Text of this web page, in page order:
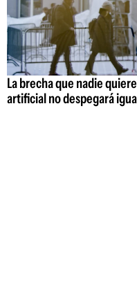
La brecha que nadie
artificial no despegará